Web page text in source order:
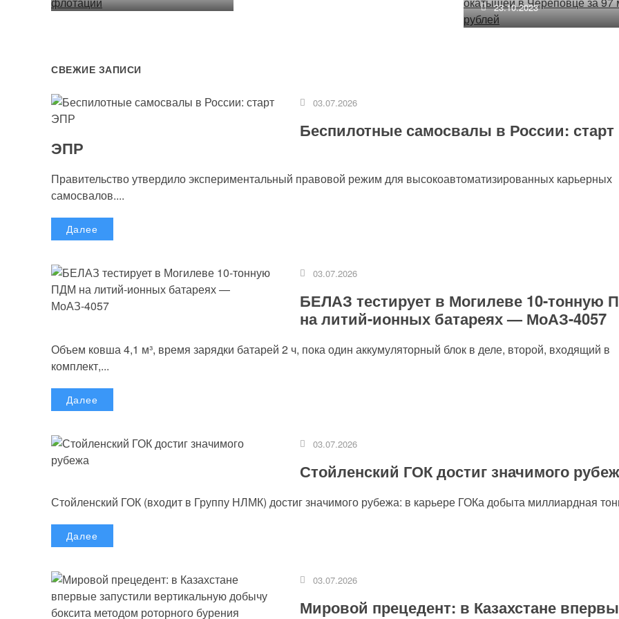
23.10.2023
СВЕЖИЕ ЗАПИСИ
03.07.2026
Беспилотные самосвалы в России: старт
ЭПР
Правительство утвердило экспериментальный правовой режим для высокоавтоматизированных карьерных
самосвалов....
Далее
03.07.2026
БЕЛАЗ тестирует в Могилеве 10-тонную
на литий-ионных батареях — МоАЗ-4057
Объем ковша 4,1 м³, время зарядки батарей 2 ч, пока один аккумуляторный блок в деле, второй, входящий в
комплект,...
Далее
03.07.2026
Стойленский ГОК достиг значимого
Стойленский ГОК (входит в Группу НЛМК) достиг значимого рубежа: в карьере ГОКа добыта миллиардная
Далее
03.07.2026
Мировой прецедент: в Казахстане